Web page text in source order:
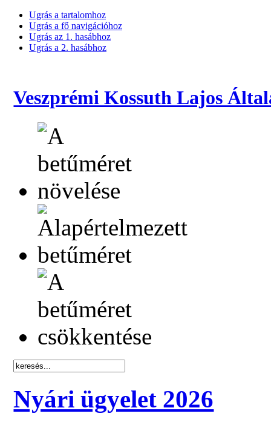
Ugrás a tartalomhoz
Ugrás a fő navigációhoz
Ugrás az 1. hasábhoz
Ugrás a 2. hasábhoz
Veszprémi Kossuth Lajos
Nyári ügyelet 2026